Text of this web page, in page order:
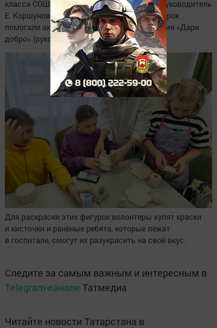
класса СОШ № 1 г.Мензелинск (классный руководитель
Е. Коршунова). А также в изготовлении фигурок
помогали активисты клуба Волонтеры чтения «Дари
добро» (руководитель Елена Мадишина).
Для раскраски этих фигурок волонтеры купят краски
и кисточки и раненые ребята, которые лежат
в госпитале, смогут их разукрасить на свой вкус.
Следите за самым важным и интересным в
Telegram-канале Татмедиа
Читайте новости Татарстана в